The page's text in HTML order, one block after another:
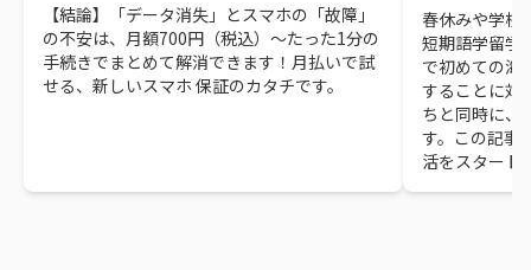
【結論】「データ消失」とスマホの「故障」
の不安は、月額700円（税込）～たった1分の
手続きでまとめて解消できます！月払いで試
せる、新しいスマホ 保証のカタチです。
春休みや学校
短期語学留学
で初めての海
することに対
ちと同時に、
す。この記事
活をスタート